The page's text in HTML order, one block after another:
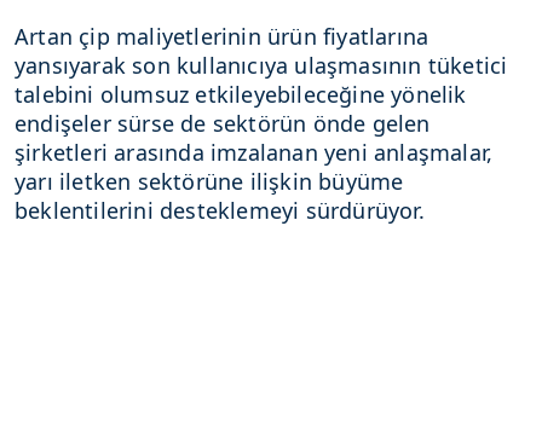
Artan çip maliyetlerinin ürün fiyatlarına
yansıyarak son kullanıcıya ulaşmasının tüketici
talebini olumsuz etkileyebileceğine yönelik
endişeler sürse de sektörün önde gelen
şirketleri arasında imzalanan yeni anlaşmalar,
yarı iletken sektörüne ilişkin büyüme
beklentilerini desteklemeyi sürdürüyor.